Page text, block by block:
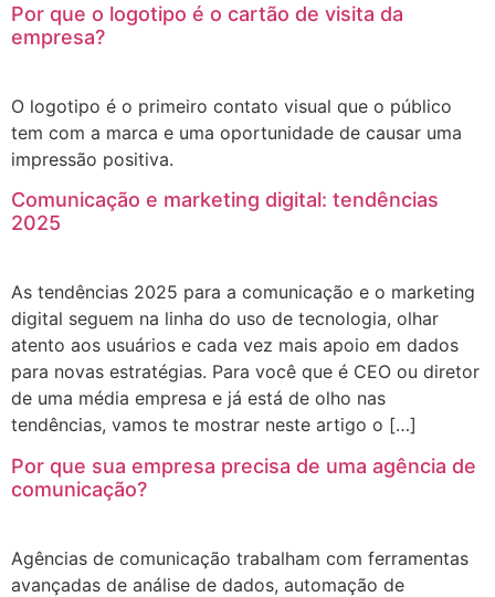
Por que o logotipo é o cartão de visita da
empresa?
O logotipo é o primeiro contato visual que o público
tem com a marca e uma oportunidade de causar uma
impressão positiva.
Comunicação e marketing digital: tendências
2025
As tendências 2025 para a comunicação e o marketing
digital seguem na linha do uso de tecnologia, olhar
atento aos usuários e cada vez mais apoio em dados
para novas estratégias. Para você que é CEO ou diretor
de uma média empresa e já está de olho nas
tendências, vamos te mostrar neste artigo o […]
Por que sua empresa precisa de uma agência de
comunicação?
Agências de comunicação trabalham com ferramentas
avançadas de análise de dados, automação de